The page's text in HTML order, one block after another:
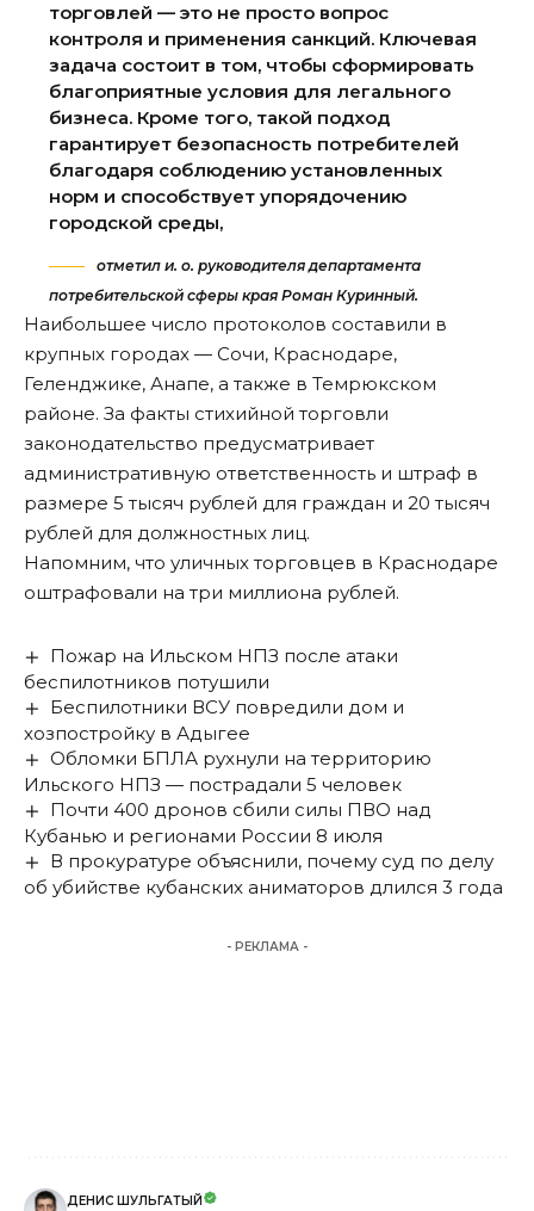
торговлей — это не просто вопрос
контроля и применения санкций. Ключевая
задача состоит в том, чтобы сформировать
благоприятные условия для легального
бизнеса. Кроме того, такой подход
гарантирует безопасность потребителей
благодаря соблюдению установленных
норм и способствует упорядочению
городской среды,
отметил и. о. руководителя департамента
потребительской сферы края Роман Куринный.
Наибольшее число протоколов составили в
крупных городах — Сочи, Краснодаре,
Геленджике, Анапе, а также в Темрюкском
районе. За факты стихийной торговли
законодательство предусматривает
административную ответственность и штраф в
размере 5 тысяч рублей для граждан и 20 тысяч
рублей для должностных лиц.
Напомним, что уличных торговцев в Краснодаре
оштрафовали на три миллиона рублей.
Пожар на Ильском НПЗ после атаки
беспилотников потушили
Беспилотники ВСУ повредили дом и
хозпостройку в Адыгее
Обломки БПЛА рухнули на территорию
Ильского НПЗ — пострадали 5 человек
Почти 400 дронов сбили силы ПВО над
Кубанью и регионами России 8 июля
В прокуратуре объяснили, почему суд по делу
об убийстве кубанских аниматоров длился 3 года
- РЕКЛАМА -
ДЕНИС ШУЛЬГАТЫЙ